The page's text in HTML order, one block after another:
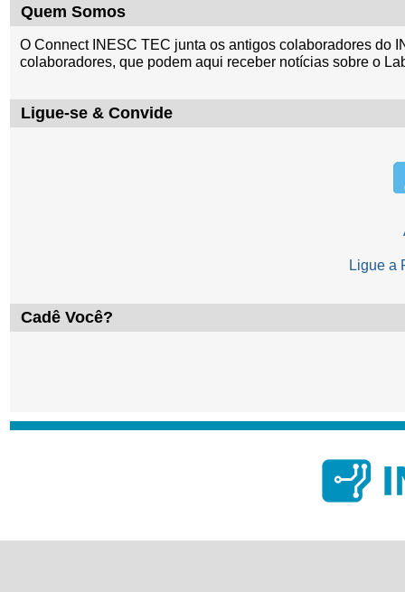
Quem Somos
O Connect INESC TEC junta os antigos colaboradores do
colaboradores, que podem aqui receber notícias sobre o
Ligue-se & Convide
Ligue a
Cadê Você?